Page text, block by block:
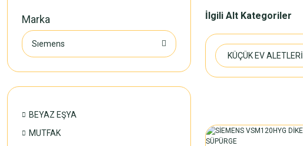
Marka
Sıemens
BEYAZ EŞYA
MUTFAK
İlgili Alt Kategoriler
KÜÇÜK EV ALETLERİ